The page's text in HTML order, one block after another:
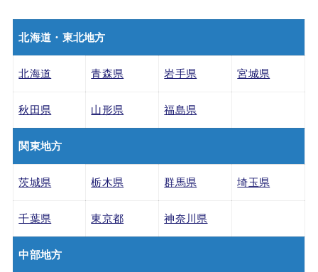
北海道・東北地方
北海道 青森県 岩手県 宮城県
秋田県 山形県 福島県
関東地方
茨城県 栃木県 群馬県 埼玉県
千葉県 東京都 神奈川県
中部地方